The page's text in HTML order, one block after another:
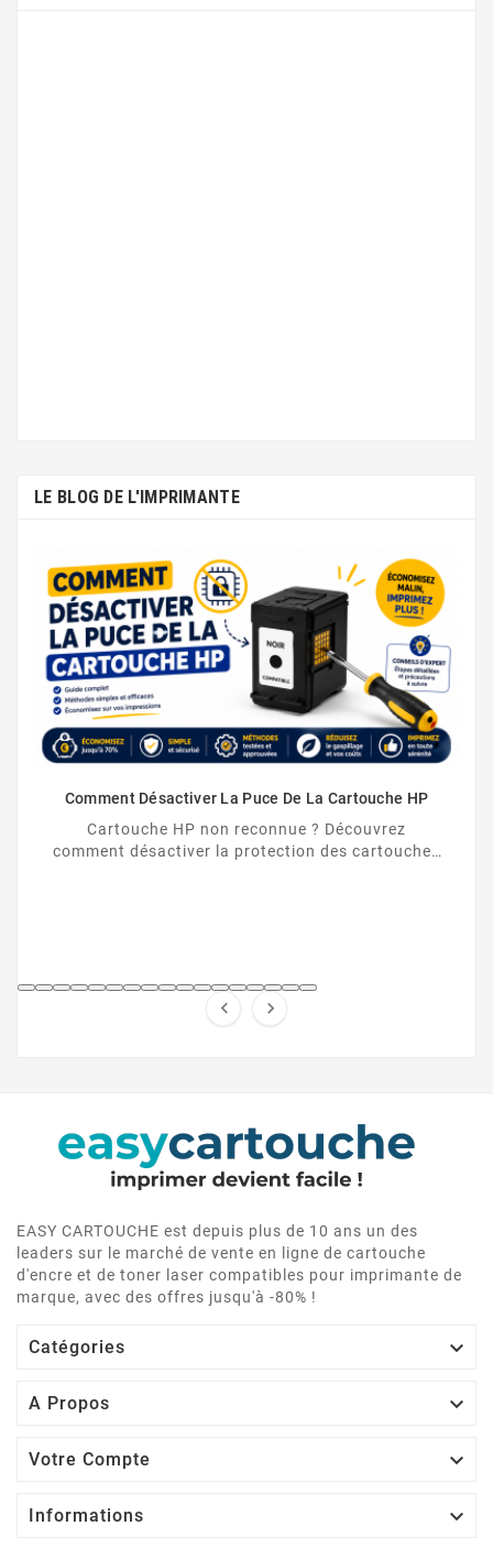
ENVY 5534
ENVY 5535
ENVY 5539
LE BLOG DE L'IMPRIMANTE
Comment Désactiver La Puce De La Cartouche HP
Cartouche HP non reconnue ? Découvrez
comment désactiver la protection des cartouches
 
EASY CARTOUCHE est depuis plus de 10 ans un des
leaders sur le marché de vente en ligne de cartouche
d'encre et de toner laser compatibles pour imprimante de
marque, avec des offres jusqu'à -80% !
Catégories 
A Propos 
Votre Compte 
Informations 